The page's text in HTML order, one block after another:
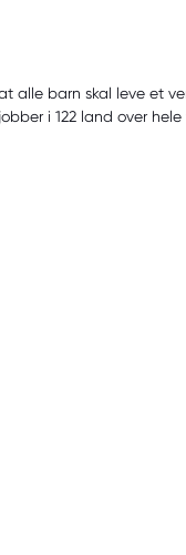
alle barn skal leve et
i 122 land over hele